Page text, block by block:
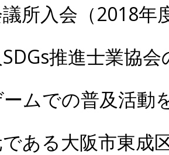
所入会（2018年
推進士業協
ームでの普及活動
ある大阪市東成